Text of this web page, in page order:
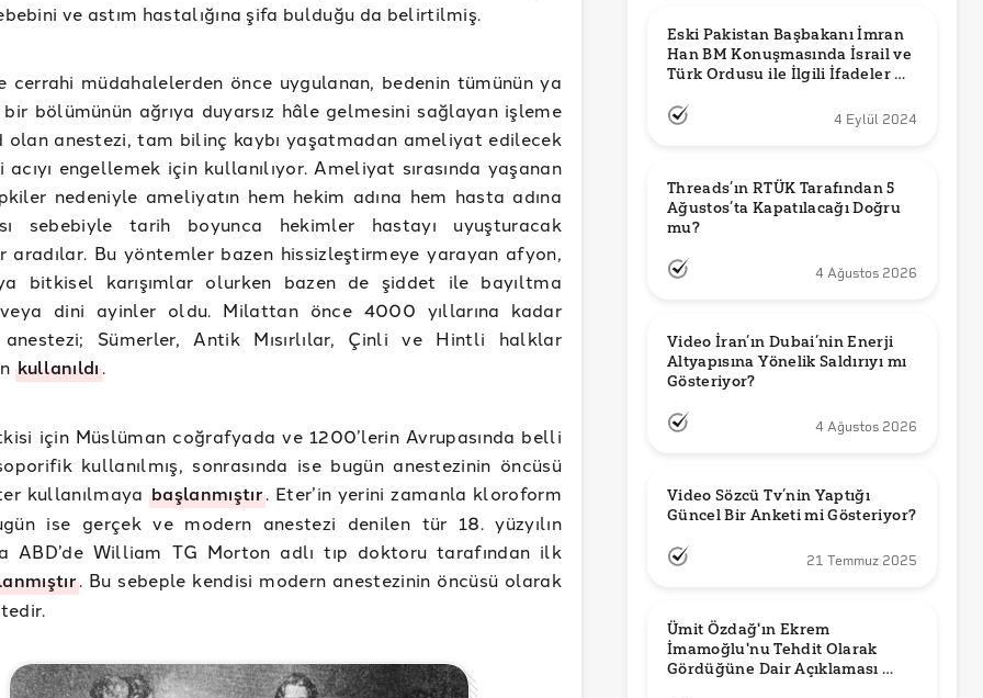
ve astım hastalığına şifa bulduğu da belirtilmiş.
cerrahi müdahalelerden önce uygulanan, bedenin tümünün ya
bölümünün ağrıya duyarsız hâle gelmesini sağlayan işleme
olan anestezi, tam bilinç kaybı yaşatmadan ameliyat edilecek
engellemek için kullanılıyor. Ameliyat sırasında yaşanan
nedeniyle ameliyatın hem hekim adına hem hasta adına
sebebiyle tarih boyunca hekimler hastayı uyuşturacak
aradılar. Bu yöntemler bazen hissizleştirmeye yarayan afyon,
bitkisel karışımlar olurken bazen de şiddet ile bayıltma
dini ayinler oldu. Milattan önce 4000 yıllarına kadar
anestezi; Sümerler, Antik Mısırlılar, Çinli ve Hintli halklar
kullanıldı.
için Müslüman coğrafyada ve 1200’lerin Avrupasında belli
kullanılmış, sonrasında ise bugün anestezinin öncüsü
kullanılmayabaşlanmıştır. Eter’in yerini zamanla kloroform
ise gerçek ve modern anestezi denilen tür 18. yüzyılın
ABD’de William TG Morton adlı tıp doktoru tarafından ilk
. Bu sebeple kendisi modern anestezinin öncüsü olarak
Eski Pakistan Başbakanı İmran
Han BM Konuşmasında İsrail ve
Türk Ordusu ile İlgili İfadeler mi
4 Eylül 2024
Threads’ın RTÜK Tarafından 5
Ağustos’ta Kapatılacağı Doğru
mu?
4 Ağustos 2026
Video İran’ın Dubai’nin Enerji
Altyapısına Yönelik Saldırıyı mı
Gösteriyor?
4 Ağustos 2026
Video Sözcü Tv’nin Yaptığı
Güncel Bir Anketi mi Gösteriyor?
21 Temmuz 2025
Ümit Özdağ'ın Ekrem
İmamoğlu'nu Tehdit Olarak
Gördüğüne Dair Açıklaması